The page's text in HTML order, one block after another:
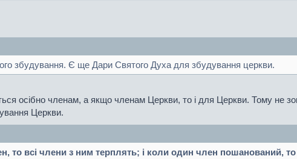
збудування. Є ще Дари Святого Духа для збудування церкви.
осібно членам, а якщо членам Церкви, то і для Церкви. Тому не
Церкви.
то всі члени з ним терплять; і коли один член пошанований, то